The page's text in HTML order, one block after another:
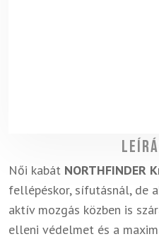
Női kabát NORTHFINDER
fellépéskor, sífutásnál, de
aktív mozgás közben is
elleni védelmet és a